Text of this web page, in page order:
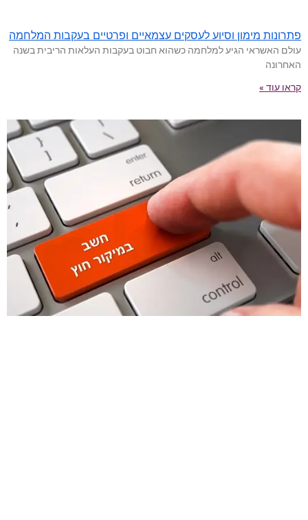
פתרונות מימון וסיוע לעסקים עצמאיים ופרטיים בעקבות המלחמה
עולם האשראי הגיע למלחמה כשהוא חבוט בעקבות העלאות הריבית בשנה
האחרונה
קראו עוד »